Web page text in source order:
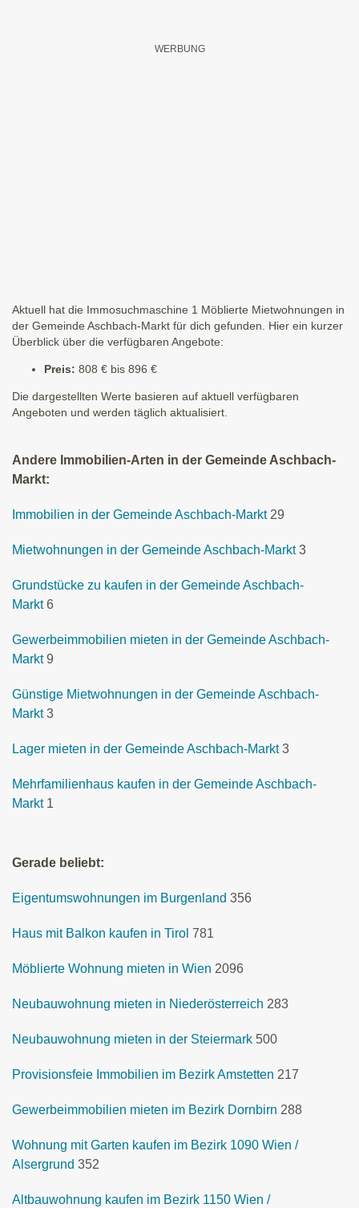
Aktuell hat die Immosuchmaschine 1 Möblierte Mietwohnungen in
der Gemeinde Aschbach-Markt für dich gefunden. Hier ein kurzer
Überblick über die verfügbaren Angebote:
Preis: 808 € bis 896 €
Die dargestellten Werte basieren auf aktuell verfügbaren
Angeboten und werden täglich aktualisiert.
Andere Immobilien-Arten in der Gemeinde Aschbach-
Markt:
Immobilien in der Gemeinde Aschbach-Markt 29
Mietwohnungen in der Gemeinde Aschbach-Markt 3
Grundstücke zu kaufen in der Gemeinde Aschbach-
Markt 6
Gewerbeimmobilien mieten in der Gemeinde Aschbach-
Markt 9
Günstige Mietwohnungen in der Gemeinde Aschbach-
Markt 3
Lager mieten in der Gemeinde Aschbach-Markt 3
Mehrfamilienhaus kaufen in der Gemeinde Aschbach-
Markt 1
Gerade beliebt:
Eigentumswohnungen im Burgenland 356
Haus mit Balkon kaufen in Tirol 781
Möblierte Wohnung mieten in Wien 2096
Neubauwohnung mieten in Niederösterreich 283
Neubauwohnung mieten in der Steiermark 500
Provisionsfeie Immobilien im Bezirk Amstetten 217
Gewerbeimmobilien mieten im Bezirk Dornbirn 288
Wohnung mit Garten kaufen im Bezirk 1090 Wien /
Alsergrund 352
Altbauwohnung kaufen im Bezirk 1150 Wien /